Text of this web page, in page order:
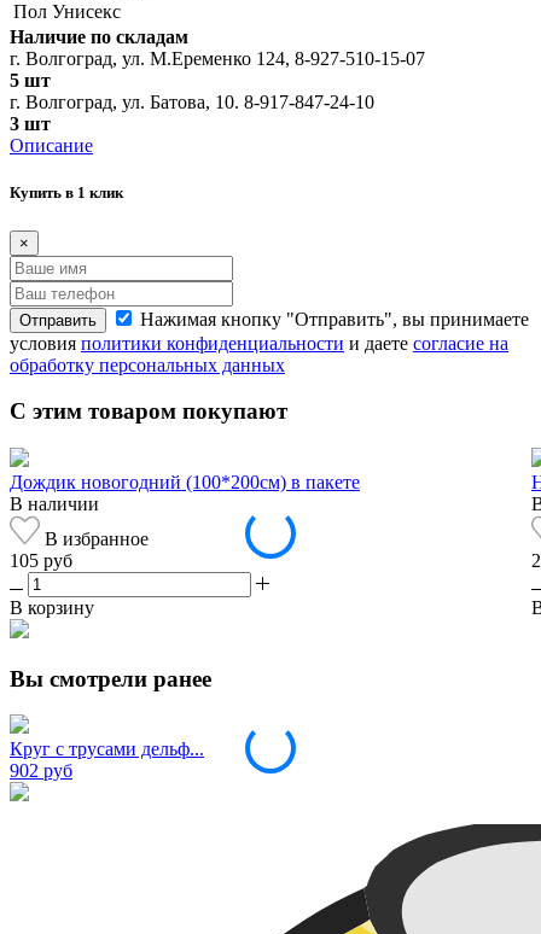
Пол Унисекс
Наличие по складам
г. Волгоград, ул. М.Еременко 124, 8-927-510-15-07
5 шт
г. Волгоград, ул. Батова, 10. 8-917-847-24-10
3 шт
Описание
Купить в 1 клик
×
Отправить
Нажимая кнопку "Отправить", вы принимаете
условия политики конфиденциальности и даете согласие на
обработку персональных данных
С этим товаром покупают
Дождик новогодний (100*200см) в пакете
В наличии
В избранное
105 руб
В корзину
Вы смотрели ранее
Круг с трусами дельф...
902 руб